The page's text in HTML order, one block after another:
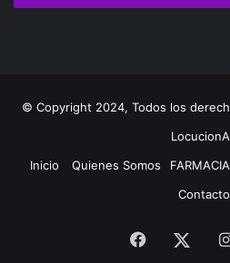
© Copyright 2024, Todos los
Inicio
Quienes Somos
Contacto
Facebook